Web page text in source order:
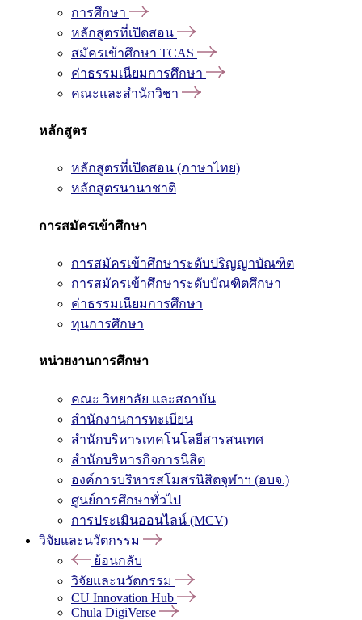
การศึกษา
หลักสูตรที่เปิดสอน
สมัครเข้าศึกษา TCAS
ค่าธรรมเนียมการศึกษา
คณะและสำนักวิชา
หลักสูตร
หลักสูตรที่เปิดสอน (ภาษาไทย)
หลักสูตรนานาชาติ
การสมัครเข้าศึกษา
การสมัครเข้าศึกษาระดับปริญญาบัณฑิต
การสมัครเข้าศึกษาระดับบัณฑิตศึกษา
ค่าธรรมเนียมการศึกษา
ทุนการศึกษา
หน่วยงานการศึกษา
คณะ วิทยาลัย และสถาบัน
สำนักงานการทะเบียน
สำนักบริหารเทคโนโลยีสารสนเทศ
สำนักบริหารกิจการนิสิต
องค์การบริหารสโมสรนิสิตจุฬาฯ (อบจ.)
ศูนย์การศึกษาทั่วไป
การประเมินออนไลน์ (MCV)
วิจัยและนวัตกรรม
ย้อนกลับ
วิจัยและนวัตกรรม
CU Innovation Hub
Chula DigiVerse